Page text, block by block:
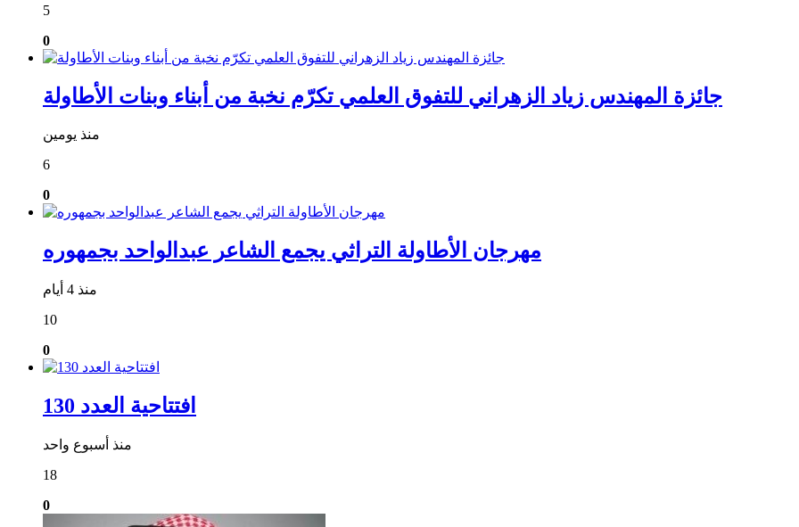
5
0
جائزة المهندس زياد الزهراني للتفوق العلمي تكرّم نخبة من أبناء وبنات الأطاولة
منذ يومين
6
0
مهرجان الأطاولة التراثي يجمع الشاعر عبدالواحد بجمهوره
منذ 4 أيام
10
0
افتتاحية العدد 130
منذ أسبوع واحد
18
0